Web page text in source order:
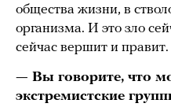
общества жизни, в
организма. И это зло
сейчас вершит и правит.
— Вы говорите, что
экстремистские